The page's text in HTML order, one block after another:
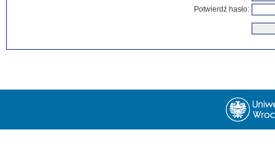
Potwierdź hasło: